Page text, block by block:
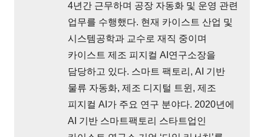
4년간 근무하며 공장 자동화 및 운영 관련
업무를 수행했다. 현재 카이스트 산업 및
시스템공학과 교수로 재직 중이며
카이스트 제조 피지컬 AI연구소장을
담당하고 있다. 스마트 팩토리, AI 기반
물류 자동화, 제조 디지털 트윈, 제조
피지컬 AI가 주요 연구 분야다. 2020년에
AI 기반 스마트팩토리 스타트업인